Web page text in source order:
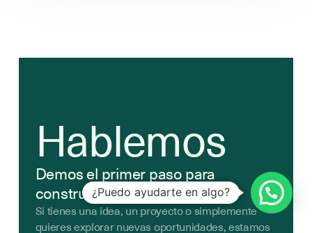
Hablemos
Demos el primer paso para
construir algo relevante.
Si tienes una idea, un proyecto o simplemente
quieres explorar nuevas oportunidades, estamos
¿Puedo ayudarte en algo?